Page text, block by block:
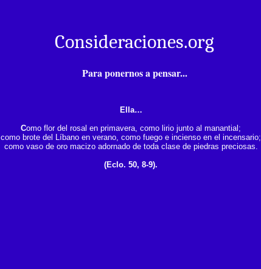
Consideraciones.org
Para ponernos a pensar...
Ella…
Como flor del rosal en primavera, como lirio junto al manantial;
como brote del Líbano en verano, como fuego e incienso en el incensario;
como vaso de oro macizo adornado de toda clase de piedras preciosas.
(Eclo. 50, 8-9).